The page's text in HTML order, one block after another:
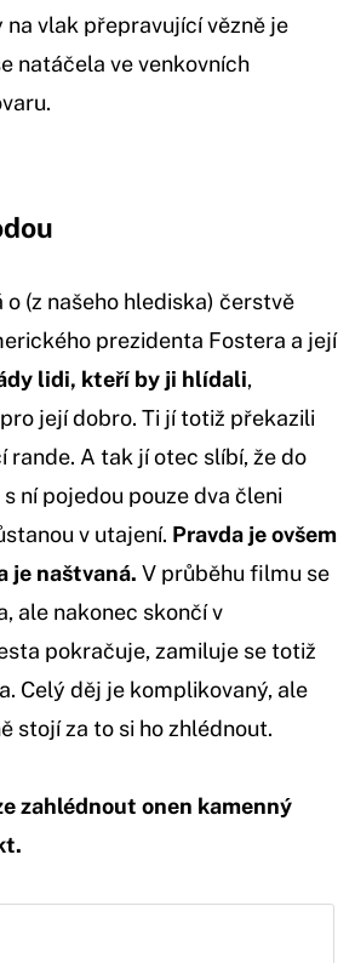
na vlak přepravující vězně je
natáčela ve venkovních
o (z našeho hlediska) čerstvě
prezidenta Fostera a její
lidi, kteří by ji hlídali,
její dobro. Ti jí totiž překazili
rande. A tak jí otec slíbí, že do
ní pojedou pouze dva členi
v utajení. Pravda je ovšem
je naštvaná. V průběhu filmu se
ale nakonec skončí v
pokračuje, zamiluje se totiž
Celý děj je komplikovaný, ale
stojí za to si ho zhlédnout.
zahlédnout onen kamenný